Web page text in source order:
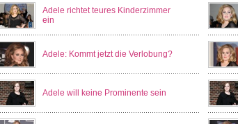
Adele richtet teures Kinderzimmer
ein
Adele: Kommt jetzt die Verlobung?
Adele will keine Prominente sein